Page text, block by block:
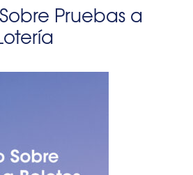
Pruebas a